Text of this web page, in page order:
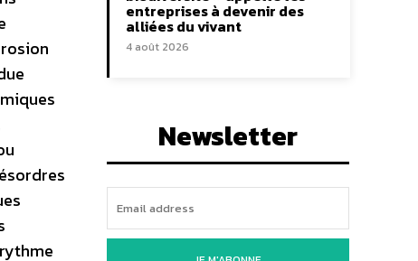
entreprises à devenir des
alliées du vivant
4 août 2026
Newsletter